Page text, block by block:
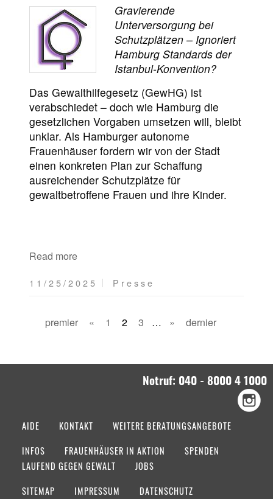
Gravierende
Unterversorgung bei
Schutzplätzen – Ignoriert
Hamburg Standards der
Istanbul-Konvention?
Das Gewalthilfegesetz (GewHG) ist
verabschiedet – doch wie Hamburg die
gesetzlichen Vorgaben umsetzen will, bleibt
unklar. Als Hamburger autonome
Frauenhäuser fordern wir von der Stadt
einen konkreten Plan zur Schaffung
ausreichender Schutzplätze für
gewaltbetroffene Frauen und ihre Kinder.
Read more
11/25/2025 Presse
premier « 1 2 3 … » dernier
Notruf: 040 - 8000 4 1000
AIDE KONTAKT
WEITERE BERATUNGSANGEBOTE
INFOS
FRAUENHÄUSER IN AKTION
SPENDEN
LAUFEND GEGEN GEWALT
JOBS
SITEMAP
IMPRESSUM DATENSCHUTZ